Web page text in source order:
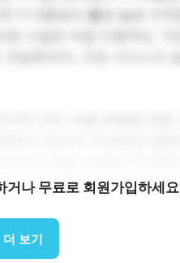
11.5명보다 훨씬 높은 수
나타나 예방과 조기 개입의
니다. 도시화와 생활 방식
중산층과 상류층은 치료에
거나 무료로 회원가입하세
더 보기